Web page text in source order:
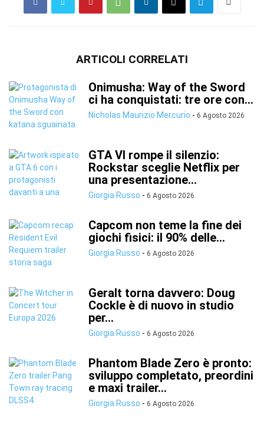
ARTICOLI CORRELATI
Onimusha: Way of the Sword
ci ha conquistati: tre ore con...
Nicholas Maurizio Mercurio - 6 Agosto 2026
GTA VI rompe il silenzio:
Rockstar sceglie Netflix per
una presentazione...
Giorgia Russo - 6 Agosto 2026
Capcom non teme la fine dei
giochi fisici: il 90% delle...
Giorgia Russo - 6 Agosto 2026
Geralt torna davvero: Doug
Cockle è di nuovo in studio
per...
Giorgia Russo - 6 Agosto 2026
Phantom Blade Zero è pronto:
sviluppo completato, preordini
e maxi trailer...
Giorgia Russo - 6 Agosto 2026